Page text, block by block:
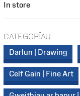
In store
CATEGORÏAU
Darlun | Drawing
Celf Gain | Fine Art